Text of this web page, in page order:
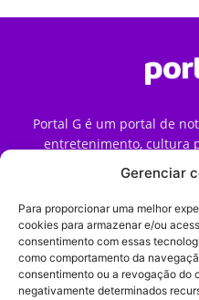
Gerenciar
Para proporcionar uma melhor
cookies para armazenar e/ou
consentimento com essas
como comportamento da
consentimento ou a revogação do
negativamente determinados
Portal G é um portal de
entretenimento, cultura
streaming, games e
forma como o público
Contato: